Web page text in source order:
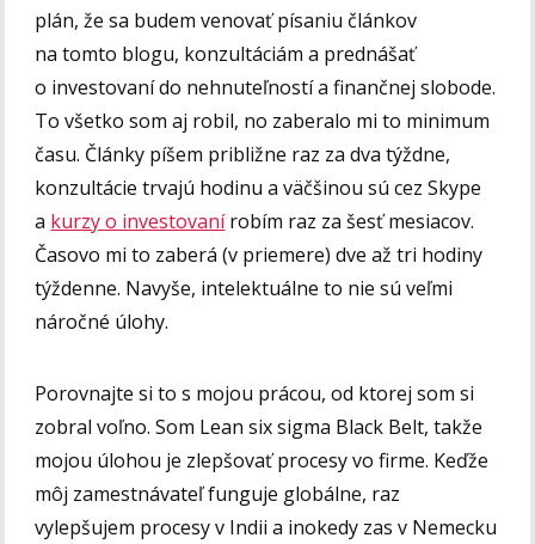
plán, že sa budem venovať písaniu článkov
na tomto blogu, konzultáciám a prednášať
o investovaní do nehnuteľností a finančnej slobode.
To všetko som aj robil, no zaberalo mi to minimum
času. Články píšem približne raz za dva týždne,
konzultácie trvajú hodinu a väčšinou sú cez Skype
a kurzy o investovanírobím raz za šesť mesiacov.
Časovo mi to zaberá (v priemere) dve až tri hodiny
týždenne. Navyše, intelektuálne to nie sú veľmi
náročné úlohy.
Porovnajte si to s mojou prácou, od ktorej som si
zobral voľno. Som Lean six sigma Black Belt, takže
mojou úlohou je zlepšovať procesy vo firme. Keďže
môj zamestnávateľ funguje globálne, raz
vylepšujem procesy v Indii a inokedy zas v Nemecku